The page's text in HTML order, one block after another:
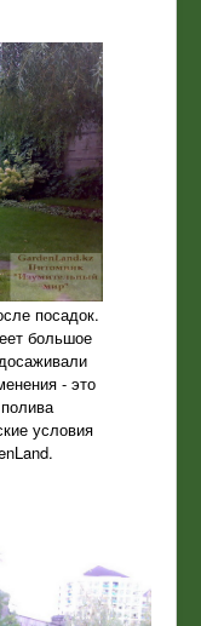
посадок.
большое
- это
условия